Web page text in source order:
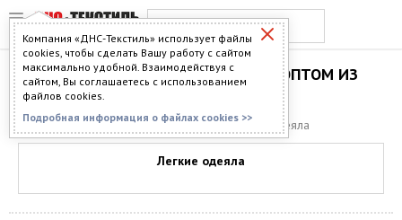
Компания «ДНС-Текстиль» использует файлы
cookies, чтобы сделать Вашу работу с сайтом
максимально удобной. Взаимодействуя с
сайтом, Вы соглашаетесь с использованием
файлов cookies.
Подробная информация о файлах cookies >>
ЛЕГКИЕ ЛЕТНИЕ ОДЕЯЛА ОПТОМ ИЗ
Главная >Каталог>Одеяла> Легкие летние одеяла
Легкие одеяла